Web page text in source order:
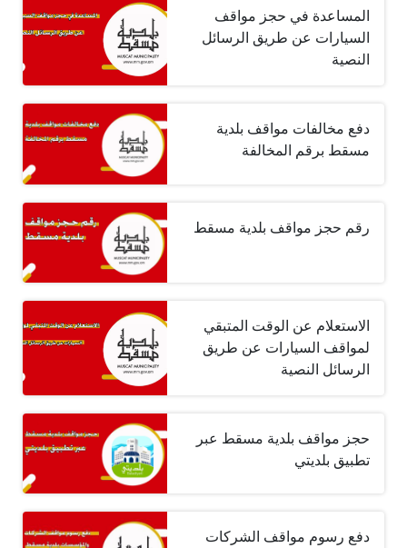
المساعدة في حجز مواقف
السيارات عن طريق الرسائل
النصية
دفع مخالفات مواقف بلدية
مسقط برقم المخالفة
رقم حجز مواقف بلدية مسقط
الاستعلام عن الوقت المتبقي
لمواقف السيارات عن طريق
الرسائل النصية
حجز مواقف بلدية مسقط عبر
تطبيق بلديتي
دفع رسوم مواقف الشركات